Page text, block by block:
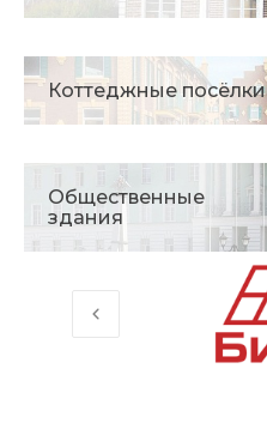
Коттеджные посёлки
Общественные
здания